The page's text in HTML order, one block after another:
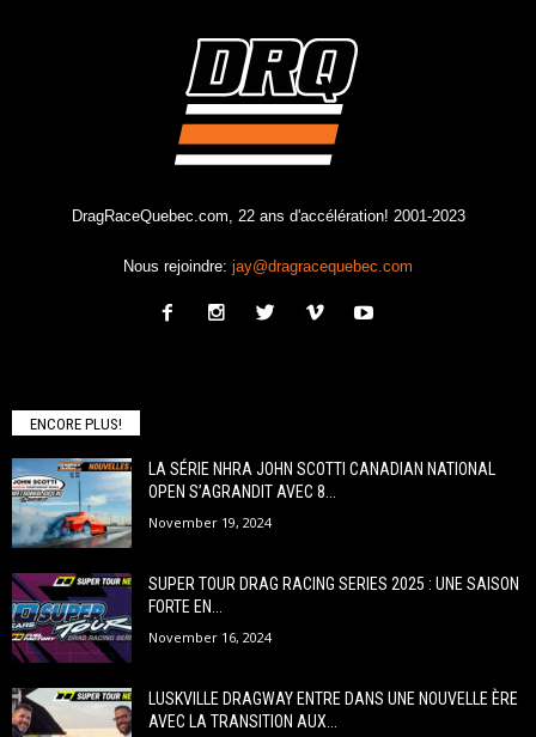
DragRaceQuebec.com, 22 ans d'accélération! 2001-2023
Nous rejoindre: jay@dragracequebec.com
ENCORE PLUS!
LA SÉRIE NHRA JOHN SCOTTI CANADIAN NATIONAL
OPEN S’AGRANDIT AVEC 8...
November 19, 2024
SUPER TOUR DRAG RACING SERIES 2025 : UNE SAISON
FORTE EN...
November 16, 2024
LUSKVILLE DRAGWAY ENTRE DANS UNE NOUVELLE ÈRE
AVEC LA TRANSITION AUX...